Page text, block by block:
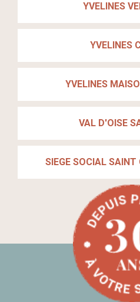
YVELINES
YVELINES
YVELINES
VAL D'OISE
SIEGE SOCIAL SAINT